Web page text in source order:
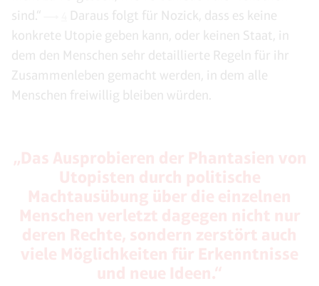
sind.“
Daraus folgt für Nozick, dass es keine
konkrete Utopie geben kann, oder keinen Staat, in
dem den Menschen sehr detaillierte Regeln für ihr
Zusammenleben gemacht werden, in dem alle
Menschen freiwillig bleiben würden.